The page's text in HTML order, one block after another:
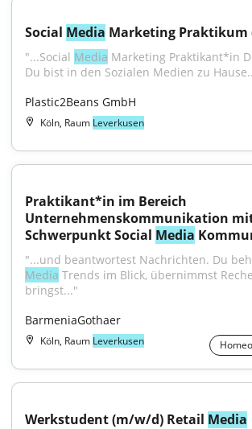
Social Media Marketing Praktikum
"...Social Media Marketing Praktikant*in
Du bist in den Sozialen Medien zu
Plastic2Beans GmbH
Köln, Raum Leverkusen
Praktikant*in im Bereich
Unternehmenskommunikation
Schwerpunkt Social Media
Media Trends im Blick, übernimmst
bringst..."
BarmeniaGothaer
Köln, Raum Leverkusen
Werkstudent (m/w/d) Retail Media